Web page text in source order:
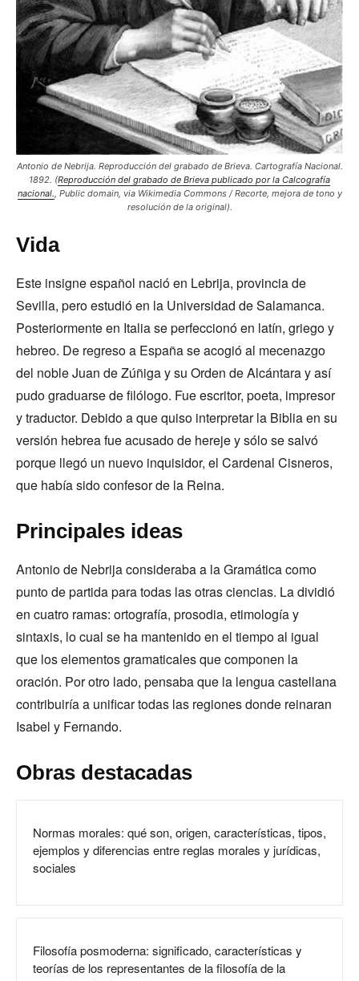
Antonio de Nebrija. Reproducción del grabado de Brieva. Cartografía Nacional.
1892. (Reproducción del grabado de Brieva publicado por la Calcografía
nacional., Public domain, via Wikimedia Commons / Recorte, mejora de tono y
resolución de la original).
Vida
Este insigne español nació en Lebrija, provincia de
Sevilla, pero estudió en la Universidad de Salamanca.
Posteriormente en Italia se perfeccionó en latín, griego y
hebreo. De regreso a España se acogió al mecenazgo
del noble Juan de Zúñiga y su Orden de Alcántara y así
pudo graduarse de filólogo. Fue escritor, poeta, impresor
y traductor. Debido a que quiso interpretar la Biblia en su
versión hebrea fue acusado de hereje y sólo se salvó
porque llegó un nuevo inquisidor, el Cardenal Cisneros,
que había sido confesor de la Reina.
Principales ideas
Antonio de Nebrija consideraba a la Gramática como
punto de partida para todas las otras ciencias. La dividió
en cuatro ramas: ortografía, prosodia, etimología y
sintaxis, lo cual se ha mantenido en el tiempo al igual
que los elementos gramaticales que componen la
oración. Por otro lado, pensaba que la lengua castellana
contribuiría a unificar todas las regiones donde reinaran
Isabel y Fernando.
Obras destacadas
Normas morales: qué son, origen, características, tipos,
ejemplos y diferencias entre reglas morales y jurídicas,
sociales
Filosofía posmoderna: significado, características y
teorías de los representantes de la filosofía de la